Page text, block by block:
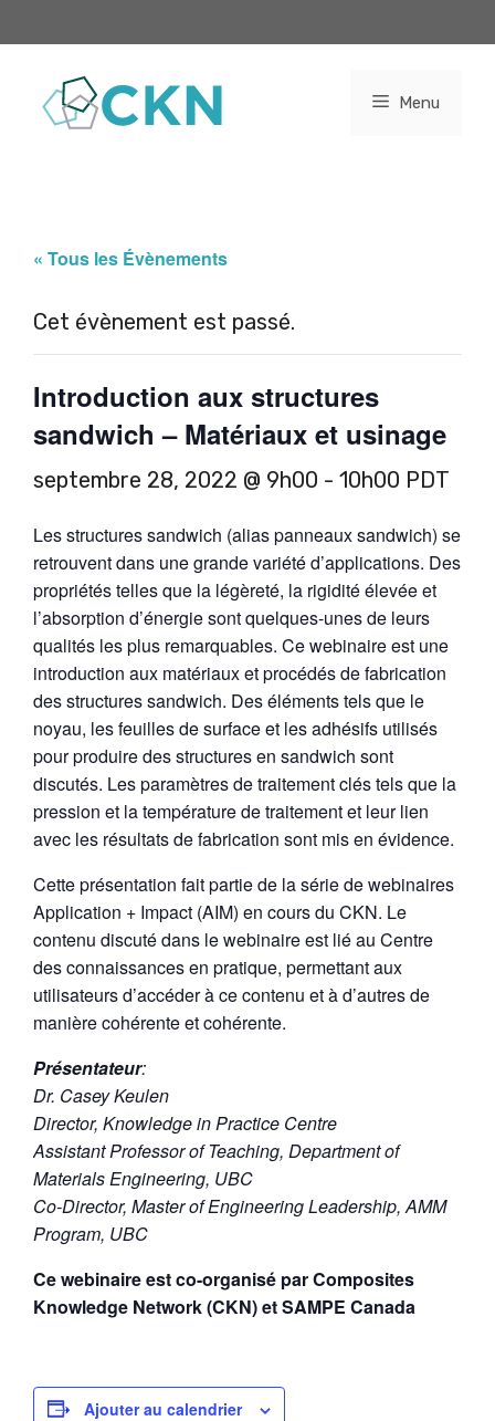
contenu
Menu
« Tous les Évènements
Cet évènement est passé.
Introduction aux structures
sandwich – Matériaux et usinage
septembre 28, 2022 @ 9h00 - 10h00 PDT
Les structures sandwich (alias panneaux sandwich) se
retrouvent dans une grande variété d’applications. Des
propriétés telles que la légèreté, la rigidité élevée et
l’absorption d’énergie sont quelques-unes de leurs
qualités les plus remarquables. Ce webinaire est une
introduction aux matériaux et procédés de fabrication
des structures sandwich. Des éléments tels que le
noyau, les feuilles de surface et les adhésifs utilisés
pour produire des structures en sandwich sont
discutés. Les paramètres de traitement clés tels que la
pression et la température de traitement et leur lien
avec les résultats de fabrication sont mis en évidence.
Cette présentation fait partie de la série de webinaires
Application + Impact (AIM) en cours du CKN. Le
contenu discuté dans le webinaire est lié au Centre
des connaissances en pratique, permettant aux
utilisateurs d’accéder à ce contenu et à d’autres de
manière cohérente et cohérente.
Présentateur:
Dr. Casey Keulen
Director, Knowledge in Practice Centre
Assistant Professor of Teaching, Department of
Materials Engineering, UBC
Co-Director, Master of Engineering Leadership, AMM
Program, UBC
Ce webinaire est co-organisé par Composites
Knowledge Network (CKN) et SAMPE Canada
Ajouter au calendrier